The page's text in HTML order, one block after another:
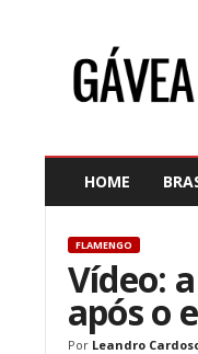
HOME
FLAMENGO
Vídeo:
após o
Por Leandro